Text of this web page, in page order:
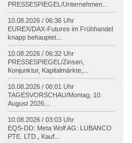
PRESSESPIEGEL/Unternehmen...
10.08.2026 / 06:36 Uhr
EUREX/DAX-Futures im Frühhandel
knapp behauptet...
10.08.2026 / 06:32 Uhr
PRESSESPIEGEL/Zinsen,
Konjunktur, Kapitalmärkte,...
10.08.2026 / 06:01 Uhr
TAGESVORSCHAU/Montag, 10.
August 2026...
10.08.2026 / 03:03 Uhr
EQS-DD: Meta Wolf AG: LUBANCO
PTE. LTD., Kauf...